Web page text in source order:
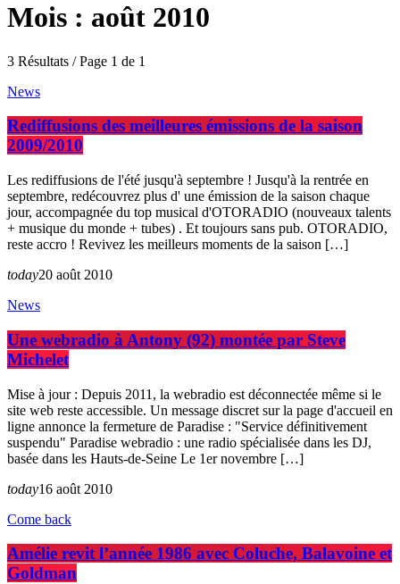
Mois : août 2010
3 Résultats / Page 1 de 1
News
Rediffusions des meilleures émissions de la saison
2009/2010
Les rediffusions de l'été jusqu'à septembre ! Jusqu'à la rentrée en
septembre, redécouvrez plus d' une émission de la saison chaque
jour, accompagnée du top musical d'OTORADIO (nouveaux talents
+ musique du monde + tubes) . Et toujours sans pub. OTORADIO,
reste accro ! Revivez les meilleurs moments de la saison […]
today20 août 2010
News
Une webradio à Antony (92) montée par Steve
Michelet
Mise à jour : Depuis 2011, la webradio est déconnectée même si le
site web reste accessible. Un message discret sur la page d'accueil en
ligne annonce la fermeture de Paradise : "Service définitivement
suspendu" Paradise webradio : une radio spécialisée dans les DJ,
basée dans les Hauts-de-Seine Le 1er novembre […]
today16 août 2010
Come back
Amélie revit l’année 1986 avec Coluche, Balavoine et
Goldman